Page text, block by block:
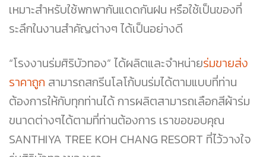
เหมาะสำหรับใช้พกพากันแดดกันฝน หรือใช้เป็นของที่
ระลึกในงานสำคัญต่างๆ ได้เป็นอย่างดี
“โรงงานร่มศิริบัวทอง” ได้ผลิตและจำหน่ายร่มขายส่ง
ราคาถูก สามารถสกรีนโลโก้บนร่มได้ตามแบบที่ท่าน
ต้องการให้กับทุกท่านได้ การผลิตสามารถเลือกสีผ้าร่ม
ขนาดต่างๆได้ตามที่ท่านต้องการ เราขอขอบคุณ
SANTHIYA TREE KOH CHANG RESORT ที่ไว้วางใจ